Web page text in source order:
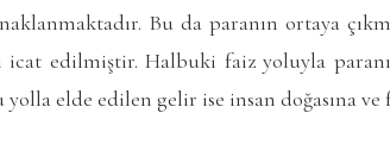
Bu da paranın ortaya
icat edilmiştir. Halbuki faiz yoluyla
yolla elde edilen gelir ise insan doğasına ve